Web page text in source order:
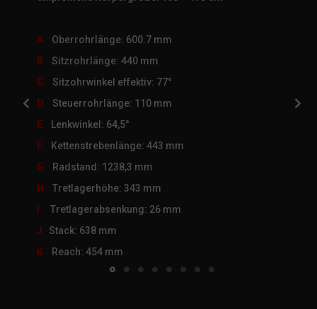
A Oberrohrlänge: 600.7 mm
B Sitzrohrlänge: 440 mm
C Sitzohrwinkel effektiv: 77°
D Steuerrohrlänge: 110 mm
E Lenkwinkel: 64,5°
F Kettenstrebenlänge: 443 mm
G Radstand: 1238,3 mm
H
Tretlagerhöhe: 343 mm
Tretlagerabsenkung: 26 mm
J Stack: 638 mm
K
Reach: 454 mm